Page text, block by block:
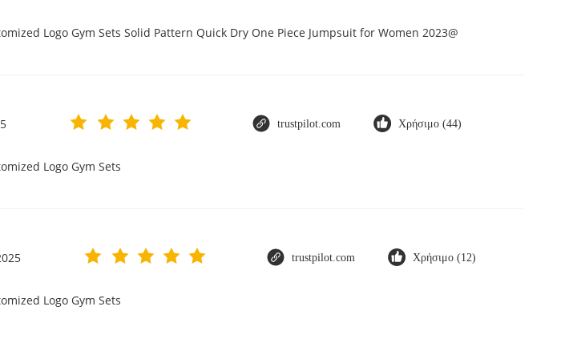
Logo Gym Sets Solid Pattern Quick Dry One Piece Jumpsuit for Women 2023@
trustpilot.com Χρήσιμο (44)
Logo Gym Sets
trustpilot.com Χρήσιμο (12)
Logo Gym Sets